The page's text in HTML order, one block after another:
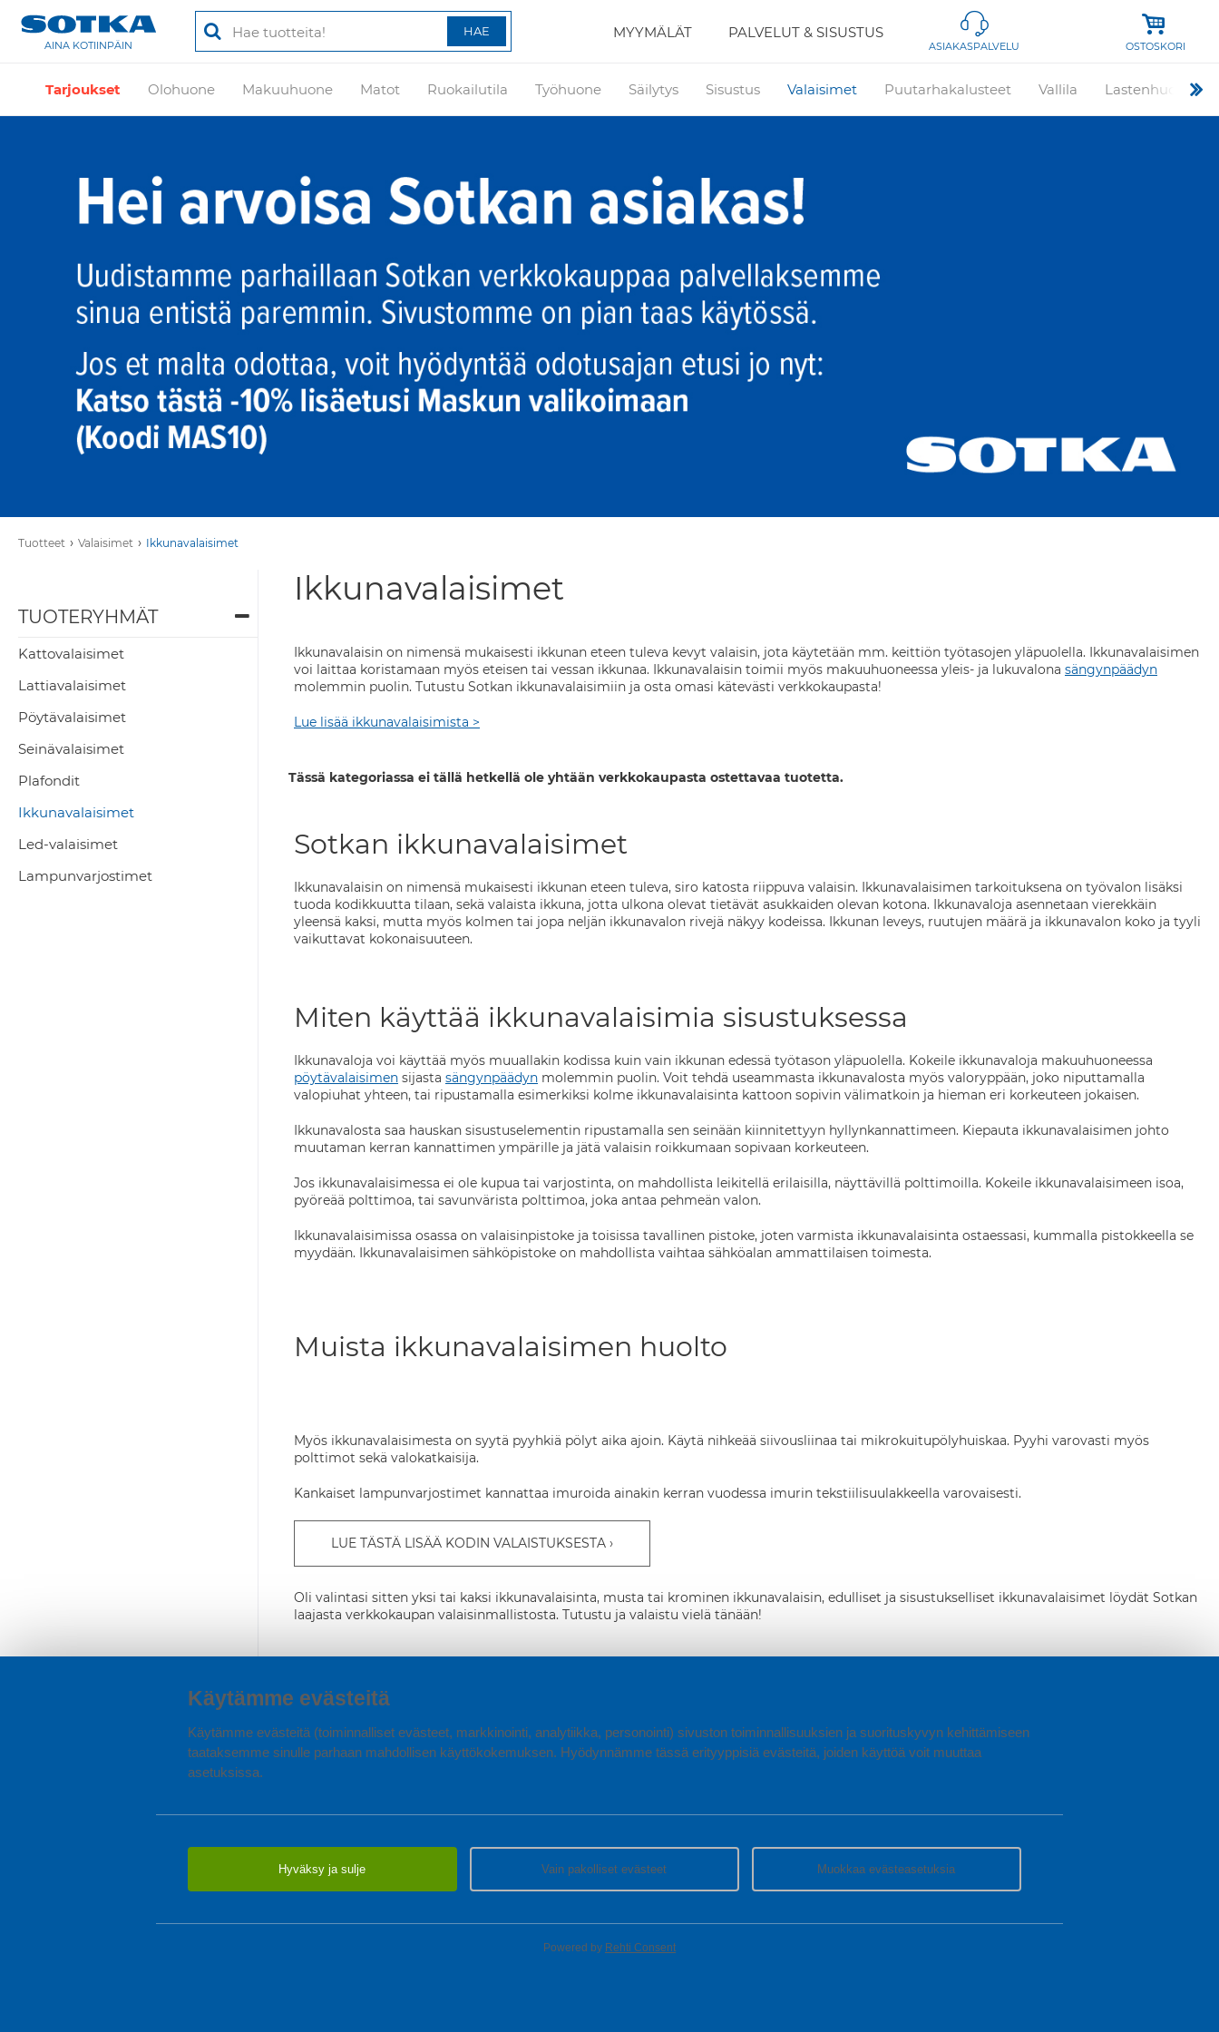
Käytämme evästeitä
Käytämme evästeitä (toiminnalliset evästeet, markkinointi, analytiikka, personointi) sivuston toiminnallisuuksien ja suorituskyvyn kehittämiseen
taataksemme sinulle parhaan mahdollisen käyttökokemuksen. Hyödynnämme tässä erityyppisiä evästeitä, joiden käyttöä voit muuttaa
asetuksissa.
Hyväksy ja sulje Vain pakolliset evästeet Muokkaa evästeasetuksia
Powered by Rehti Consent
AINA KOTIINPÄIN ASIAKASPALVELU OSTOSKORI
Tarjoukset Olohuone Makuuhuone Matot Ruokailutila Työhuone Säilytys Sisustus Valaisimet Puutarhakalusteet Vallila Lastenhuone
MYYMÄLÄT PALVELUT & SISUSTUS
Tuotteet › Valaisimet › Ikkunavalaisimet
TUOTERYHMÄT
Kattovalaisimet
Lattiavalaisimet
Pöytävalaisimet
Seinävalaisimet
Plafondit
Ikkunavalaisimet
Led-valaisimet
Lampunvarjostimet
Ikkunavalaisimet
Ikkunavalaisin on nimensä mukaisesti ikkunan eteen tuleva kevyt valaisin, jota käytetään mm. keittiön työtasojen yläpuolella. Ikkunavalaisimen
voi laittaa koristamaan myös eteisen tai vessan ikkunaa. Ikkunavalaisin toimii myös makuuhuoneessa yleis- ja lukuvalona sängynpäädyn
molemmin puolin. Tutustu Sotkan ikkunavalaisimiin ja osta omasi kätevästi verkkokaupasta!
Lue lisää ikkunavalaisimista >
Tässä kategoriassa ei tällä hetkellä ole yhtään verkkokaupasta ostettavaa tuotetta.
Sotkan ikkunavalaisimet
Ikkunavalaisin on nimensä mukaisesti ikkunan eteen tuleva, siro katosta riippuva valaisin. Ikkunavalaisimen tarkoituksena on työvalon lisäksi
tuoda kodikkuutta tilaan, sekä valaista ikkuna, jotta ulkona olevat tietävät asukkaiden olevan kotona. Ikkunavaloja asennetaan vierekkäin
yleensä kaksi, mutta myös kolmen tai jopa neljän ikkunavalon rivejä näkyy kodeissa. Ikkunan leveys, ruutujen määrä ja ikkunavalon koko ja tyyli
vaikuttavat kokonaisuuteen.
Miten käyttää ikkunavalaisimia sisustuksessa
Ikkunavaloja voi käyttää myös muuallakin kodissa kuin vain ikkunan edessä työtason yläpuolella. Kokeile ikkunavaloja makuuhuoneessa
pöytävalaisimen sijasta sängynpäädyn molemmin puolin. Voit tehdä useammasta ikkunavalosta myös valoryppään, joko niputtamalla
valopiuhat yhteen, tai ripustamalla esimerkiksi kolme ikkunavalaisinta kattoon sopivin välimatkoin ja hieman eri korkeuteen jokaisen.
Ikkunavalosta saa hauskan sisustuselementin ripustamalla sen seinään kiinnitettyyn hyllynkannattimeen. Kiepauta ikkunavalaisimen johto
muutaman kerran kannattimen ympärille ja jätä valaisin roikkumaan sopivaan korkeuteen.
Jos ikkunavalaisimessa ei ole kupua tai varjostinta, on mahdollista leikitellä erilaisilla, näyttävillä polttimoilla. Kokeile ikkunavalaisimeen isoa,
pyöreää polttimoa, tai savunvärista polttimoa, joka antaa pehmeän valon.
Ikkunavalaisimissa osassa on valaisinpistoke ja toisissa tavallinen pistoke, joten varmista ikkunavalaisinta ostaessasi, kummalla pistokkeella se
myydään. Ikkunavalaisimen sähköpistoke on mahdollista vaihtaa sähköalan ammattilaisen toimesta.
Muista ikkunavalaisimen huolto
Myös ikkunavalaisimesta on syytä pyyhkiä pölyt aika ajoin. Käytä nihkeää siivousliinaa tai mikrokuitupölyhuiskaa. Pyyhi varovasti myös
polttimot sekä valokatkaisija.
Kankaiset lampunvarjostimet kannattaa imuroida ainakin kerran vuodessa imurin tekstiilisuulakkeella varovaisesti.
LUE TÄSTÄ LISÄÄ KODIN VALAISTUKSESTA
Oli valintasi sitten yksi tai kaksi ikkunavalaisinta, musta tai krominen ikkunavalaisin, edulliset ja sisustukselliset ikkunavalaisimet löydät Sotkan
laajasta verkkokaupan valaisinmallistosta. Tutustu ja valaistu vielä tänään!